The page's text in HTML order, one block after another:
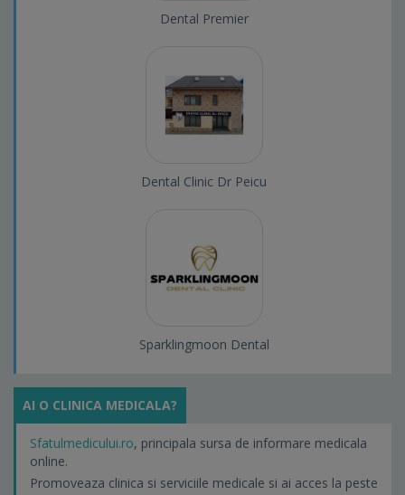
Dental Premier
Dental Clinic Dr Peicu
Sparklingmoon Dental
AI O CLINICA MEDICALA?
Sfatulmedicului.ro, principala sursa de informare medicala
online.
Promoveaza clinica si serviciile medicale si ai acces la peste